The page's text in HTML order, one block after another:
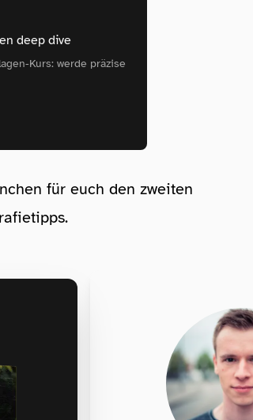
deep dive
werde präzise
für euch den zweiten